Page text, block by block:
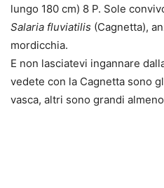
lungo 180 cm) 8 P. Sole
Salaria fluviatilis (Cagnetta),
mordicchia.
E non lasciatevi ingannare
vedete con la Cagnetta sono
vasca, altri sono grandi